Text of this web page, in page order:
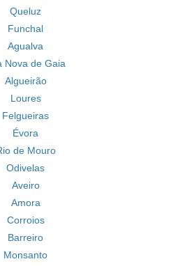
Queluz
Funchal
Agualva
Nova de Gaia
Algueirão
Loures
Felgueiras
Évora
de Mouro
Odivelas
Aveiro
Amora
Corroios
Barreiro
Monsanto